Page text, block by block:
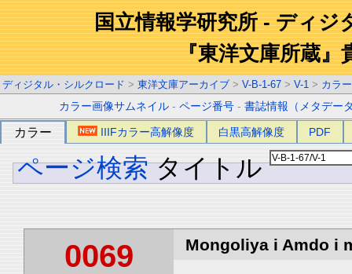
国立情報学研究所 - ディジ
『東洋文庫所蔵』
ディジタル・シルクロード > 東洋文庫アーカイブ > V-B-1-67 > V-1 > カラ
カラー画像サムネイル -ページ番号 -書誌情報（メタデー
カラー IIIFカラー高解像度 白黒高解像度 PDF
ページ検索 タイトル
0069 Mongoliya i Amdo i